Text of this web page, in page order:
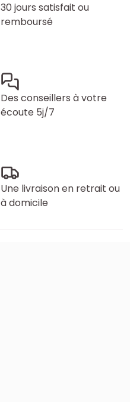
30 jours satisfait ou
remboursé
Des conseillers à votre
écoute 5j/7
Une livraison en retrait ou
à domicile